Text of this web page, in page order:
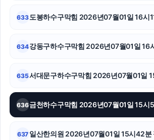
의정부
강
부
633 도봉하수구막힘 2026년07월01일 16시
634강동구하수구막힘 2026년07월01일 16
635서대문구하수구막힘 2026년07월01일
636
637 일산한의원 2026년07월01일 15시42분